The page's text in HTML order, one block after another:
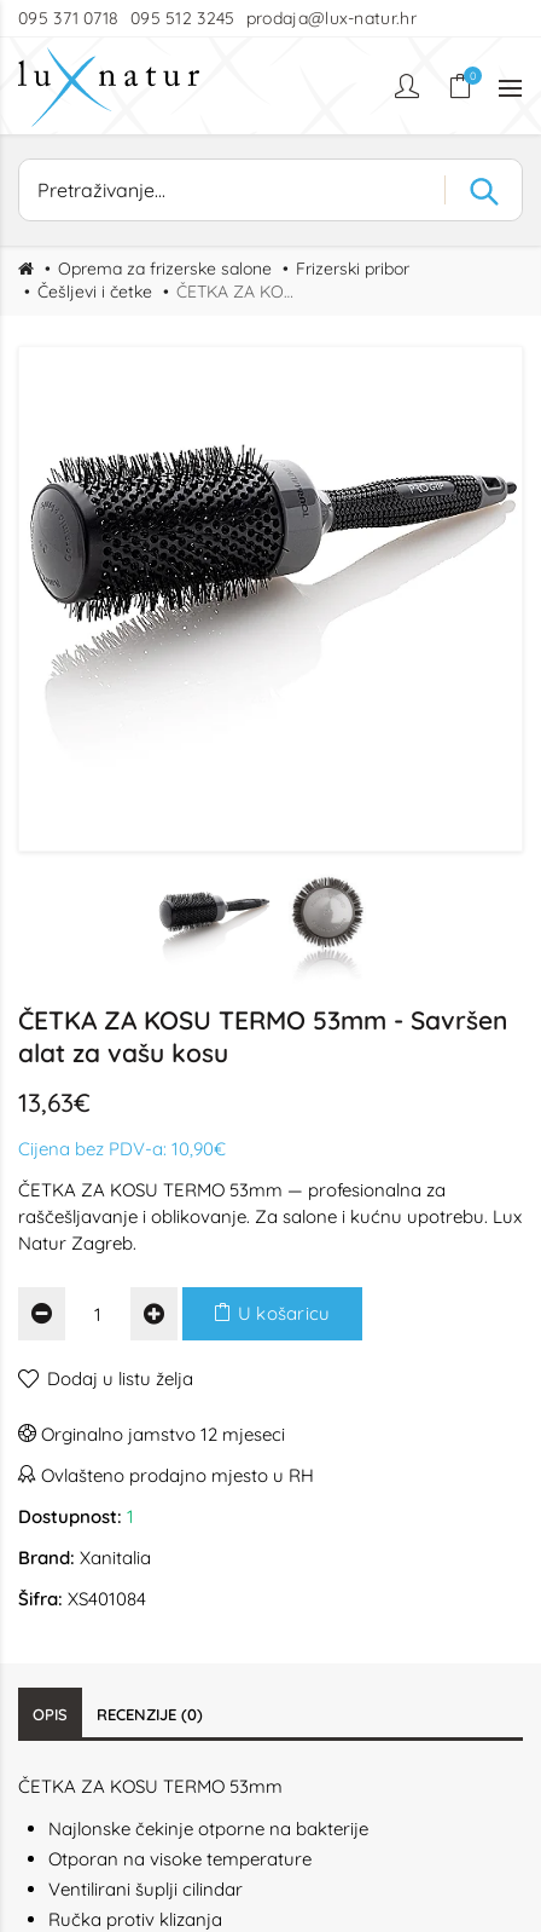
095 371 0718 095 512 3245 prodaja@lux-natur.hr
0
Oprema za frizerske salone
Frizerski pribor
Češljevi i četke
ČETKA ZA KOSU TERMO 53mm
ČETKA ZA KOSU TERMO 53mm - Savršen
alat za vašu kosu
13,63€
Cijena bez PDV-a: 10,90€
ČETKA ZA KOSU TERMO 53mm — profesionalna za
raščešljavanje i oblikovanje. Za salone i kućnu upotrebu. Lux
Natur Zagreb.
U košaricu
Dodaj u listu želja
Orginalno jamstvo 12 mjeseci
Ovlašteno prodajno mjesto u RH
Dostupnost: 1
Brand: Xanitalia
Šifra: XS401084
OPIS RECENZIJE (0)
ČETKA ZA KOSU TERMO 53mm
Najlonske čekinje otporne na bakterije
Otporan na visoke temperature
Ventilirani šuplji cilindar
Ručka protiv klizanja